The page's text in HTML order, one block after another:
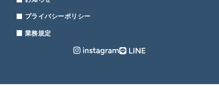
プライバシーポリシー
業務規定